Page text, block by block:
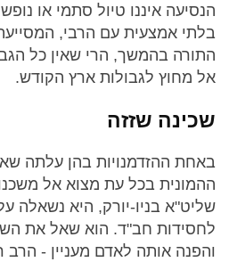
הנסיעה איננו טיול סתמי או
בלתי אמצעית עם הרבי,
התורה בהמשך, הרי שאין כל
אל מחוץ לגבולות ארץ הקודש.
שכינה שזזה
באחת ההזדמנויות בהן עלתה
ההמונית בכל עת מצוא אל
שליט"א בניו-יורק, היא נשאלה
לחסידות חב"ד. הוא שאל את
והפנה אותה לאדם מעניין - הרב